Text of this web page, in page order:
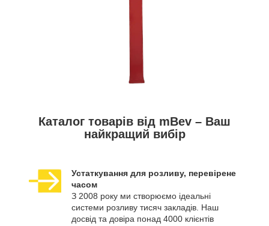
Каталог товарів від mBev – Ваш
найкращий вибір
Устаткування для розливу, перевірене
часом
З 2008 року ми створюємо ідеальні
системи розливу тисяч закладів. Наш
досвід та довіра понад 4000 клієнтів